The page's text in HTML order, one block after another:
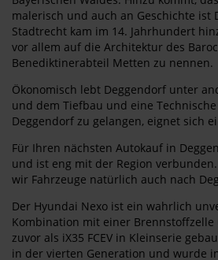
malerisch und auch an Geschichte
Stadtrecht kam im 14. Jahrhundert
vor allem auf die Architektur des
Benediktinerabteil Metten zu nennen.
Ökonomisch lebt Deggendorf unter
und dem Tiefbau und eine
Deggendorf zu gelangen, eignet sich
Für Ihren nächsten Autokauf in
und ist eng mit der Region
wir Fahrzeuge natürlich auch nach
Der Hyundai Nexo ist ein wahrlich
Kombination mit einer
zuvor als iX35 FCEV in Kleinserie
in der vierten Generation und wurde